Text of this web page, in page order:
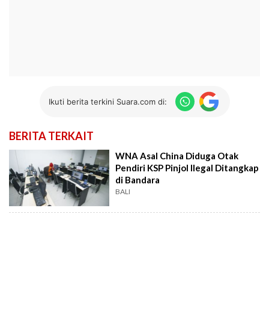
Ikuti berita terkini Suara.com di:
BERITA TERKAIT
WNA Asal China Diduga Otak
Pendiri KSP Pinjol Ilegal Ditangkap
di Bandara
BALI